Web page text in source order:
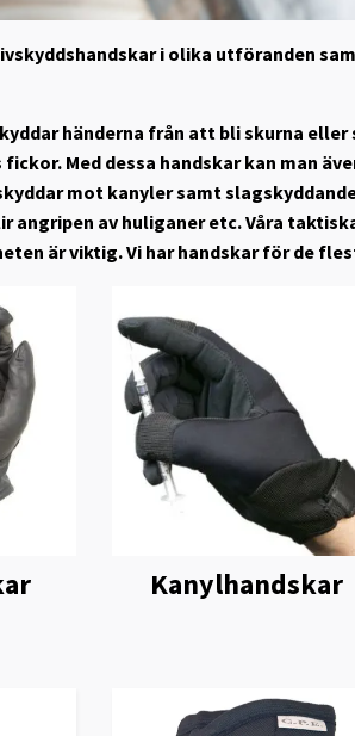
i olika utföranden
händerna från att bli skurna
Med dessa handskar kan man
mot kanyler samt
angripen av huliganer etc. Våra
är viktig. Vi har handskar för de
Kanylhandskar